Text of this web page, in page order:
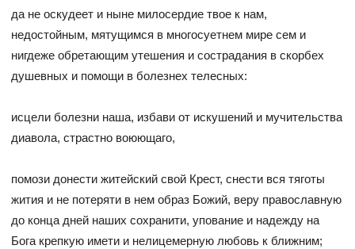
да не оскудеет и ныне милосердие твое к нам,
недостойным, мятущимся в многосуетнем мире сем и
нигдеже обретающим утешения и сострадания в скорбех
душевных и помощи в болезнех телесных:
исцели болезни наша, избави от искушений и мучительства
диавола, страстно воюющаго,
помози донести житейский свой Крест, снести вся тяготы
жития и не потеряти в нем образ Божий, веру православную
до конца дней наших сохранити, упование и надежду на
Бога крепкую имети и нелицемерную любовь к ближним;